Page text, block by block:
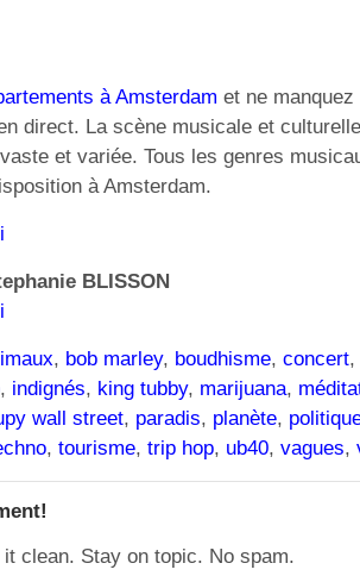
à Amsterdam et ne manquez
direct. La scène musicale et
et variée. Tous les genres
à Amsterdam.
BLISSON
, bob marley, boudhisme, concert,
, indignés, king tubby, marijuana,
wall street, paradis, planète,
, tourisme, trip hop, ub40, vagues,
clean. Stay on topic. No spam.